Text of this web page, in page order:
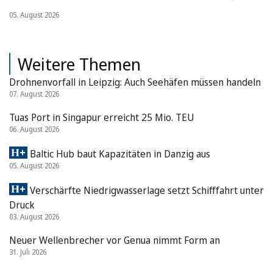
05. August 2026
Weitere Themen
Drohnenvorfall in Leipzig: Auch Seehäfen müssen handeln
07. August 2026
Tuas Port in Singapur erreicht 25 Mio. TEU
06. August 2026
Baltic Hub baut Kapazitäten in Danzig aus
05. August 2026
Verschärfte Niedrigwasserlage setzt Schifffahrt unter
Druck
03. August 2026
Neuer Wellenbrecher vor Genua nimmt Form an
31. Juli 2026